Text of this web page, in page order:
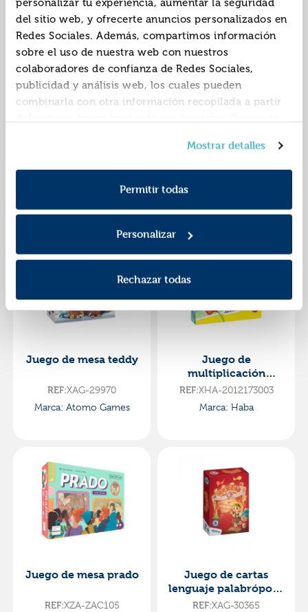
personalizar tu experiencia, aumentar la seguridad
del sitio web, y ofrecerte anuncios personalizados en
Redes Sociales. Además, compartimos información
sobre el uso de nuestra web con nuestros
colaboradores de confianza de Redes Sociales,
publicidad y análisis web, los cuales pueden
combinarla con otra información recopilada a partir
consentimiento en cualquier momento. Para más
información consulta laPolítica de Cookiesy la
Política de Privacidad.
Mostrar detalles
Permitir todas
Personalizar
Rechazar todas
Squishy worms azul
Juego de mesa teddy
REF:XAG-29970
Marca: Atomo Games
Juego de
multiplicación
3x4=zas!
REF:XHA-2012173003
Marca: Haba
Juego de mesa prado
REF:XZA-ZAC105
Juego de cartas
lenguaje palabrópolis
club a
REF:XAG-30365